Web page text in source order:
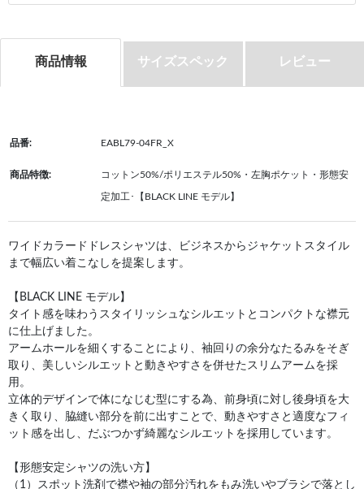
商品情報 サイズスペック レビュー
品番: EABL79-04FR_X
商品特徴: コットン50%/ポリエステル50%・左胸ポケット・形態安
定加工･【BLACK LINE モデル】
ワイドカラードドレスシャツは、ビジネスからジャケットスタイル
まで幅広い着こなしを提案します。
【BLACK LINE モデル】
タイト感を味わうスタイリッシュなシルエットとコンパクトな襟元
に仕上げました。
アームホールを細くすることにより、袖回りの余分なたるみをそぎ
取り、美しいシルエットと動きやすさを併せたスリムアームを採
用。
立体的デザインで体になじむ型にする為、前身頃に対し後身頃を大
きく取り、脇縫い部分を前に出すことで、動きやすさと適度なフィ
ット感を出し、だぶつかず綺麗なシルエットを採用しています。
【形態安定シャツの洗い方】
（1）スポット洗剤で襟や袖の部分汚れをもみ洗いやブラシで落とし